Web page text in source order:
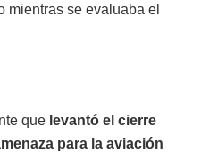
mientras se evaluaba el
que levantó el cierre
para la aviación